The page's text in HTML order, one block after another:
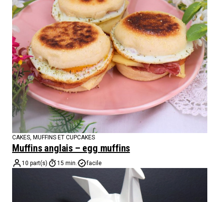
CAKES, MUFFINS ET CUPCAKES
Muffins anglais – egg muffins
10 part(s) 15 min. facile